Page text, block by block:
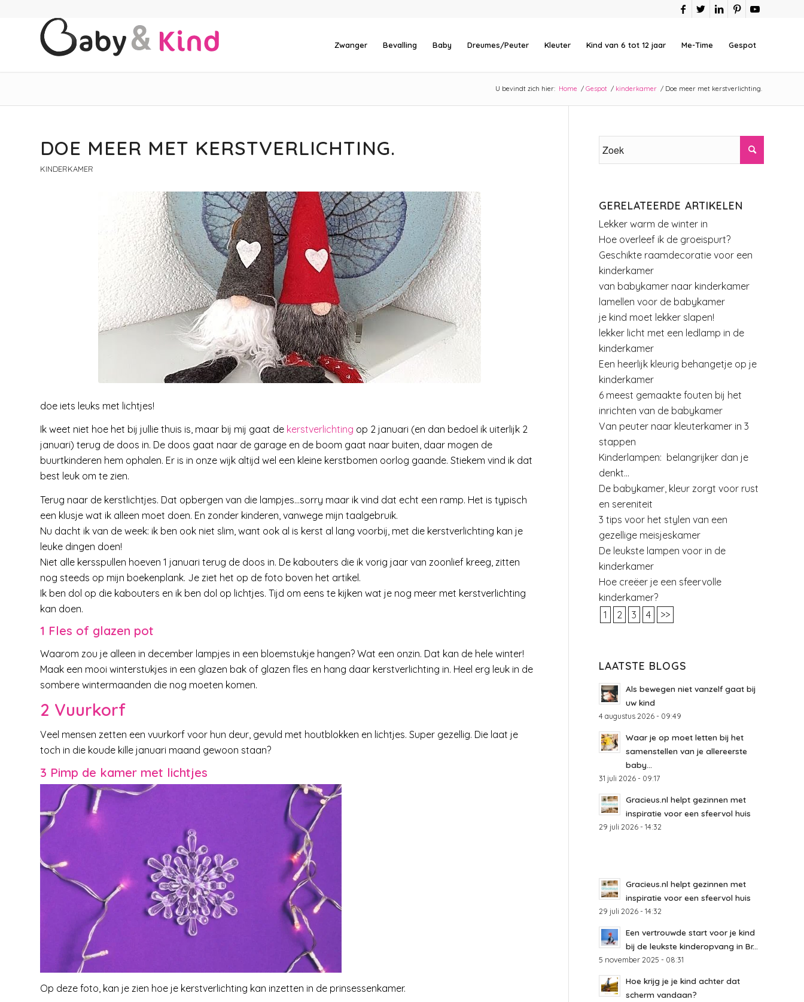
Zwanger Bevalling Baby Dreumes/Peuter Kleuter Kind van 6 tot 12 jaar Me-Time Gespot
U bevindt zich hier: Home / Gespot / kinderkamer / Doe meer met kerstverlichting.
DOE MEER MET KERSTVERLICHTING.
KINDERKAMER
doe iets leuks met lichtjes!
Ik weet niet hoe het bij jullie thuis is, maar bij mij gaat de kerstverlichting op 2 januari (en dan bedoel ik uiterlijk 2
januari) terug de doos in. De doos gaat naar de garage en de boom gaat naar buiten, daar mogen de
buurtkinderen hem ophalen. Er is in onze wijk altijd wel een kleine kerstbomen oorlog gaande. Stiekem vind ik dat
best leuk om te zien.
Terug naar de kerstlichtjes. Dat opbergen van die lampjes…sorry maar ik vind dat echt een ramp. Het is typisch
een klusje wat ik alleen moet doen. En zonder kinderen, vanwege mijn taalgebruik.
Nu dacht ik van de week: ik ben ook niet slim, want ook al is kerst al lang voorbij, met die kerstverlichting kan je
leuke dingen doen!
Niet alle kersspullen hoeven 1 januari terug de doos in. De kabouters die ik vorig jaar van zoonlief kreeg, zitten
nog steeds op mijn boekenplank. Je ziet het op de foto boven het artikel.
Ik ben dol op die kabouters en ik ben dol op lichtjes. Tijd om eens te kijken wat je nog meer met kerstverlichting
kan doen.
1 Fles of glazen pot
Waarom zou je alleen in december lampjes in een bloemstukje hangen? Wat een onzin. Dat kan de hele winter!
Maak een mooi winterstukjes in een glazen bak of glazen fles en hang daar kerstverlichting in. Heel erg leuk in de
sombere wintermaanden die nog moeten komen.
2 Vuurkorf
Veel mensen zetten een vuurkorf voor hun deur, gevuld met houtblokken en lichtjes. Super gezellig. Die laat je
toch in die koude kille januari maand gewoon staan?
3 Pimp de kamer met lichtjes
Op deze foto, kan je zien hoe je kerstverlichting kan inzetten in de prinsessenkamer.
GERELATEERDE ARTIKELEN
Lekker warm de winter in
Hoe overleef ik de groeispurt?
Geschikte raamdecoratie voor een
kinderkamer
van babykamer naar kinderkamer
lamellen voor de babykamer
je kind moet lekker slapen!
lekker licht met een ledlamp in de
kinderkamer
Een heerlijk kleurig behangetje op je
kinderkamer
6 meest gemaakte fouten bij het
inrichten van de babykamer
Van peuter naar kleuterkamer in 3
stappen
Kinderlampen: belangrijker dan je
denkt…
De babykamer, kleur zorgt voor rust
en sereniteit
3 tips voor het stylen van een
gezellige meisjeskamer
De leukste lampen voor in de
kinderkamer
Hoe creëer je een sfeervolle
kinderkamer?
1
2 3 4 >>
LAATSTE BLOGS
Als bewegen niet vanzelf gaat bij
uw kind
4 augustus 2026 - 09:49
Waar je op moet letten bij het
samenstellen van je allereerste
baby...
31 juli 2026 - 09:17
Gracieus.nl helpt gezinnen met
inspiratie voor een sfeervol huis
29 juli 2026 - 14:32
Gracieus.nl helpt gezinnen met
inspiratie voor een sfeervol huis
29 juli 2026 - 14:32
Een vertrouwde start voor je kind
bij de leukste kinderopvang in Br...
5 november 2025 - 08:31
Hoe krijg je je kind achter dat
scherm vandaan?